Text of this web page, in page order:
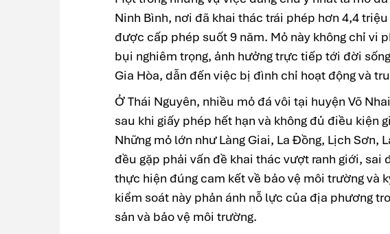
Ninh Bình, nơi đã khai thác trái phép hơn 4,4
được cấp phép suốt 9 năm. Mỏ này không chỉ vi
bụi nghiêm trọng, ảnh hưởng trực tiếp tới đời
Gia Hòa, dẫn đến việc bị đình chỉ hoạt động và
Ở Thái Nguyên, nhiều mỏ đá vôi tại huyện Võ
sau khi giấy phép hết hạn và không đủ điều kiện
Những mỏ lớn như Làng Giai, La Đồng, Lịch Sơn,
đều gặp phải vấn đề khai thác vượt ranh giới, sai
thực hiện đúng cam kết về bảo vệ môi trường và
kiểm soát này phản ánh nỗ lực của địa phương
sản và bảo vệ môi trường.